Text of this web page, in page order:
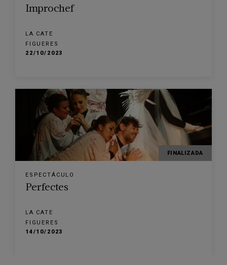
Improchef
LA CATE
FIGUERES
22/10/2023
FINALIZADA
ESPECTÁCULO
Perfectes
LA CATE
FIGUERES
14/10/2023